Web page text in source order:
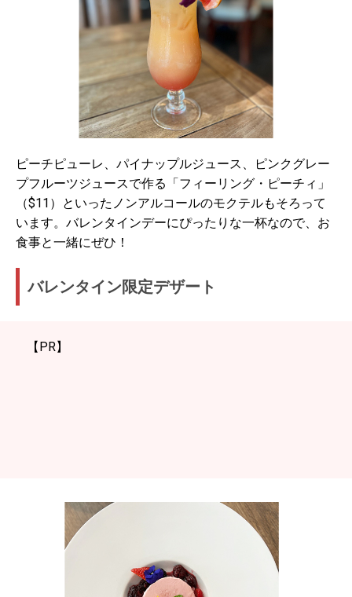
ピーチピューレ、パイナップルジュース、ピンクグレー
プフルーツジュースで作る「フィーリング・ピーチィ」
（$11）といったノンアルコールのモクテルもそろって
います。バレンタインデーにぴったりな一杯なので、お
食事と一緒にぜひ！
バレンタイン限定デザート
【PR】